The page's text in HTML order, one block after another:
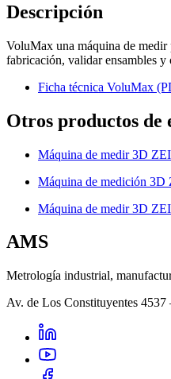
Descripción
VoluMax una máquina de medir
fabricación, validar ensambles y
Ficha técnica VoluMax
Otros productos de
Máquina de medir 3D
Máquina de medición 3D
Máquina de medir 3D
AMS
Metrología industrial,
Av. de Los Constituyentes